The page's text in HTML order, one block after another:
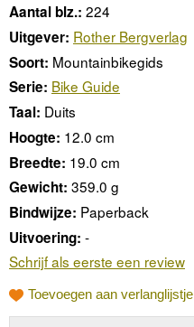
Aantal blz.: 224
Uitgever: Rother Bergverlag
Soort: Mountainbikegids
Serie: Bike Guide
Taal: Duits
Hoogte: 12.0 cm
Breedte: 19.0 cm
Gewicht: 359.0 g
Bindwijze: Paperback
Uitvoering: -
Schrijf als eerste een review
Toevoegen aan verlanglijstje